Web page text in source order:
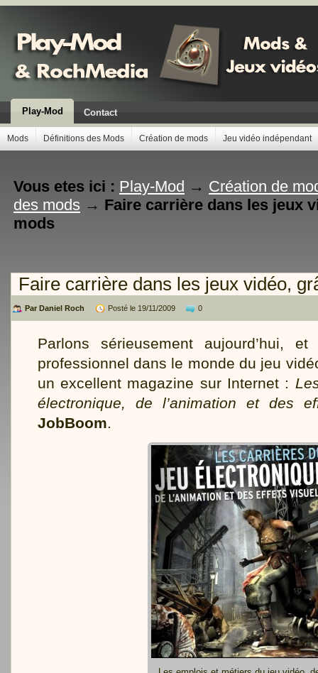
Play-Mod Contact
Mods Définitions des Mods Création de mods Jeu vidéo indépendant
Vous etes ici : Play-Mod → Création de
des mods → Faire carrière dans les jeux
mods
Faire carrière dans les jeux vidéo,
Par Daniel Roch Posté le 19/11/2009 0
Parlons sérieusement aujourd’hui, et
professionnel dans le monde du jeu
un excellent magazine sur Internet :
électronique, de l’animation et des
JobBoom.